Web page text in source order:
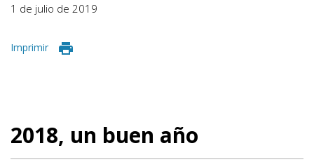
1 de julio de 2019
Imprimir
2018, un buen año